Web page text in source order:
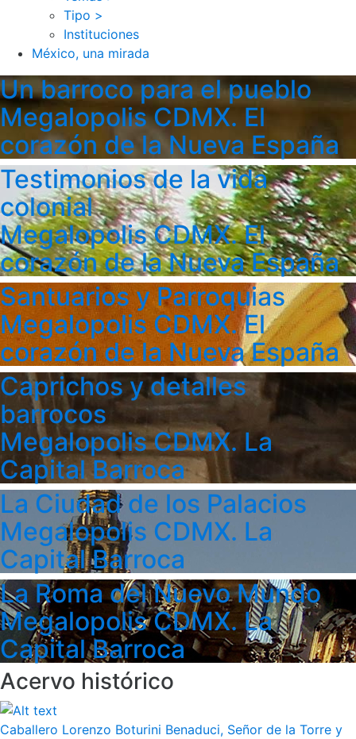
Tipo >
Instituciones
México, una mirada
Un barroco para el pueblo
Megalopolis CDMX. El
corazón de la Nueva España
Testimonios de la vida
colonial
Megalopolis CDMX. El
corazón de la Nueva España
Santuarios y Parroquias
Megalopolis CDMX. El
corazón de la Nueva España
Caprichos y detalles
barrocos
Megalopolis CDMX. La
Capital Barroca
La Ciudad de los Palacios
Megalopolis CDMX. La
Capital Barroca
La Roma del Nuevo Mundo
Megalopolis CDMX. La
Capital Barroca
Acervo histórico
Caballero Lorenzo Boturini Benaduci, Señor de la Torre y